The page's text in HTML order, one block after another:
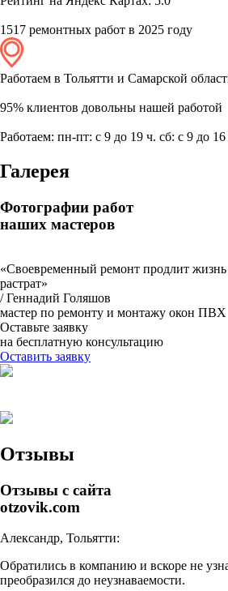
1517 ремонтных работ в 2025 году
Работаем в Тольятти и Самарской
95% клиентов довольны нашей работой
Работаем: пн-пт: с 9 до 19 ч. сб: с 9 до 16
Галерея
Фотографии работ
наших мастеров
«Своевременный ремонт продлит жизнь
растрат»
/ Геннадий Голяшов
мастер по ремонту и монтажу окон ПВХ
Оставьте заявку
на бесплатную консультацию
Оставить заявку
Отзывы
Отзывы с сайта
otzovik.com
Александр, Тольятти:
Обратились в компанию и вскоре не
преобразился до неузнаваемости.